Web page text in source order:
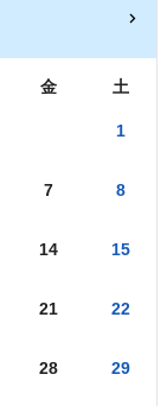
金 土
1
7 8
14 15
21 22
28 29